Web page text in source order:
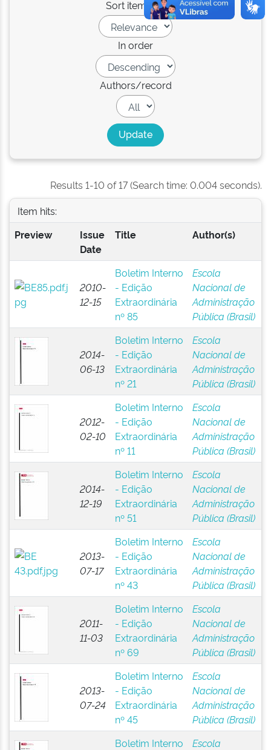
Sort items by
In order
Authors/record
Results 1-10 of 17 (Search time: 0.004 seconds).
Item hits:
Preview
Issue
Date
Title Author(s)
2010-
12-15
Boletim Interno
- Edição
Extraordinária
nº 85
Escola
Nacional de
Administração
Pública (Brasil)
2014-
06-13
Boletim Interno
- Edição
Extraordinária
nº 21
Escola
Nacional de
Administração
Pública (Brasil)
2012-
02-10
Boletim Interno
- Edição
Extraordinária
nº 11
Escola
Nacional de
Administração
Pública (Brasil)
2014-
12-19
Boletim Interno
- Edição
Extraordinária
nº 51
Escola
Nacional de
Administração
Pública (Brasil)
2013-
07-17
Boletim Interno
- Edição
Extraordinária
nº 43
Escola
Nacional de
Administração
Pública (Brasil)
2011-
11-03
Boletim Interno
- Edição
Extraordinária
nº 69
Escola
Nacional de
Administração
Pública (Brasil)
2013-
07-24
Boletim Interno
- Edição
Extraordinária
nº 45
Escola
Nacional de
Administração
Pública (Brasil)
Boletim Interno
Escola